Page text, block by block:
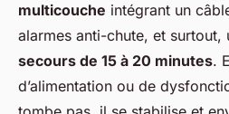
multicouche intégrant un
alarmes anti-chute, et surtout,
secours de 15 à 20 minutes.
d’alimentation ou de